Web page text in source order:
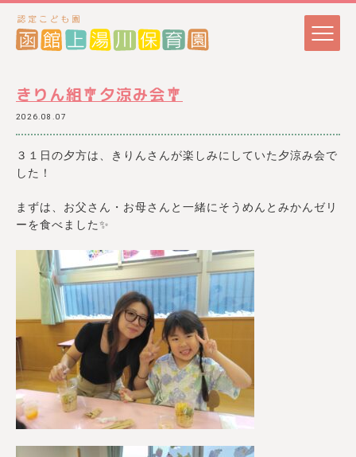
きりん組🎐夕涼み会🎐
2026.08.07
３１日の夕方は、きりんさんが楽しみにしていた夕涼み会で
した！
まずは、お父さん・お母さんと一緒にそうめんとみかんゼリ
ーを食べました✨